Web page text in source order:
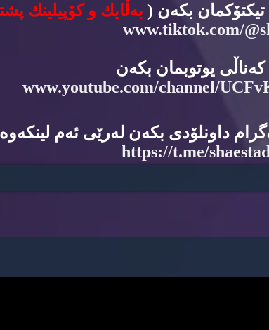
تیكتۆكمان بكه‌ن ( به‌ڵایك و كۆپیلینك
www.tiktok.com/
یوتوبمان بكه‌ن
www.youtube.com/channel/
داونلۆدی بكه‌ن له‌رێی ئه‌م لینكه‌وه‌
https://t.me/